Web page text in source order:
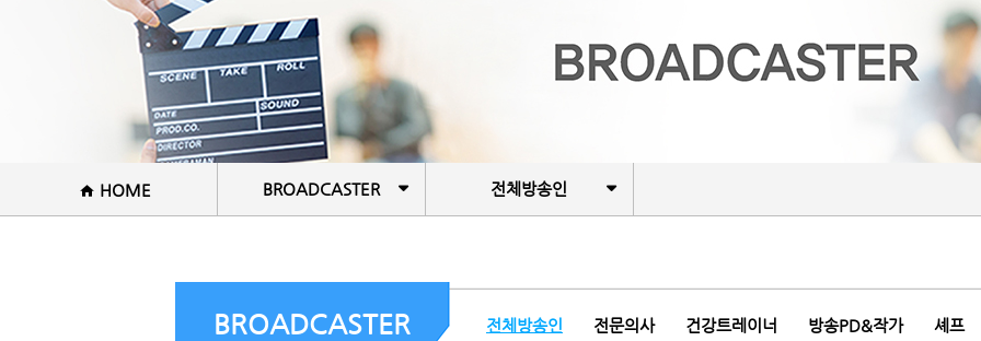
스타뉴스
스컬 갤러리
공지사항
아나운서(남)
방송PD&작가
걸그룹
전문교수
HOME BROADCASTER 전체방송인
BROADCASTER 전체방송인 전문의사 건강트레이너 방송PD&작가 셰프